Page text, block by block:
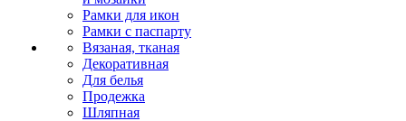
Рамки для икон
Рамки с паспарту
Вязаная, тканая
Декоративная
Для белья
Продежка
Шляпная